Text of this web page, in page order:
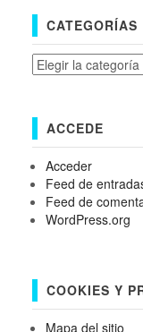
CATEGORÍAS
Categorías
ACCEDE
Acceder
Feed de
Feed de
WordPress.org
COOKIES Y
Mapa del sitio